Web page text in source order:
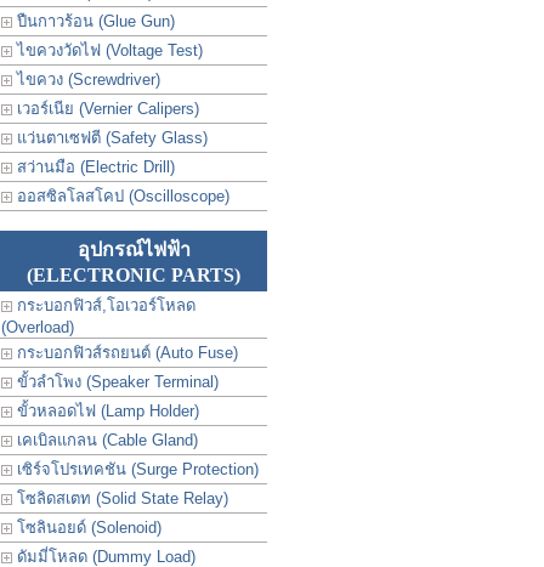
ปืนกาวร้อน (Glue Gun)
ไขควงวัดไฟ (Voltage Test)
ไขควง (Screwdriver)
เวอร์เนีย (Vernier Calipers)
แว่นตาเซฟตี (Safety Glass)
สว่านมือ (Electric Drill)
ออสซิลโลสโคป (Oscilloscope)
อุปกรณ์ไฟฟ้า
(ELECTRONIC PARTS)
กระบอกฟิวส์,โอเวอร์โหลด
(Overload)
กระบอกฟิวส์รถยนต์ (Auto Fuse)
ขั้วลำโพง (Speaker Terminal)
ขั้วหลอดไฟ (Lamp Holder)
เคเบิลแกลน (Cable Gland)
เซิร์จโปรเทคชัน (Surge Protection)
โซลิดสเตท (Solid State Relay)
โซลินอยด์ (Solenoid)
ดัมมี่โหลด (Dummy Load)